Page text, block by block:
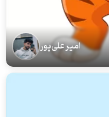
امیر علی‌پور